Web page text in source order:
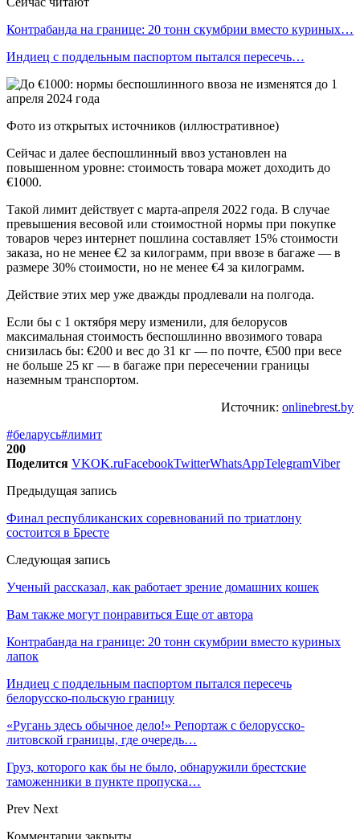
Контрабанда на границе: 20 тонн скумбрии вместо куриных…
Индиец с поддельным паспортом пытался пересечь…
Фото из открытых источников (иллюстративное)
Сейчас и далее беспошлинный ввоз установлен на
повышенном уровне: стоимость товара может доходить до
€1000.
Такой лимит действует с марта-апреля 2022 года. В случае
превышения весовой или стоимостной нормы при покупке
товаров через интернет пошлина составляет 15% стоимости
заказа, но не менее €2 за килограмм, при ввозе в багаже — в
размере 30% стоимости, но не менее €4 за килограмм.
Действие этих мер уже дважды продлевали на полгода.
Если бы с 1 октября меру изменили, для белорусов
максимальная стоимость беспошлинно ввозимого товара
снизилась бы: €200 и вес до 31 кг — по почте, €500 при весе
не больше 25 кг — в багаже при пересечении границы
наземным транспортом.
Источник: onlinebrest.by
#беларусь#лимит
200
Поделится VKOK.ruFacebookTwitterWhatsAppTelegramViber
Предыдущая запись
Финал республиканских соревнований по триатлону
состоится в Бресте
Следующая запись
Ученый рассказал, как работает зрение домашних кошек
Вам также могут понравиться Еще от автора
Контрабанда на границе: 20 тонн скумбрии вместо куриных
лапок
Индиец с поддельным паспортом пытался пересечь
белорусско-польскую границу
«Ругань здесь обычное дело!» Репортаж с белорусско-
литовской границы, где очередь…
Груз, которого как бы не было, обнаружили брестские
таможенники в пункте пропуска…
Prev Next
Комментарии закрыты.